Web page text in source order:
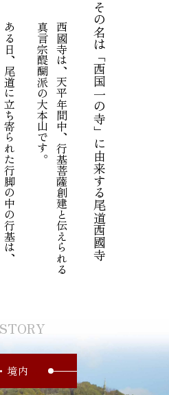
その名は「西国一の寺」に由来する尾道西國寺
西國寺は、天平年間中、行基菩薩創建と伝えられる
真言宗醍醐派の大本山です。
ある日、尾道に立ち寄られた行脚の中の行基は、
境内